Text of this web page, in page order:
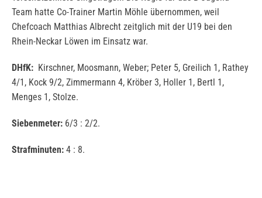
Team hatte Co-Trainer Martin Möhle übernommen, weil
Chefcoach Matthias Albrecht zeitglich mit der U19 bei den
Rhein-Neckar Löwen im Einsatz war.
DHfK: Kirschner, Moosmann, Weber; Peter 5, Greilich 1, Rathey
4/1, Kock 9/2, Zimmermann 4, Kröber 3, Holler 1, Bertl 1,
Menges 1, Stolze.
Siebenmeter: 6/3 : 2/2.
Strafminuten: 4 : 8.